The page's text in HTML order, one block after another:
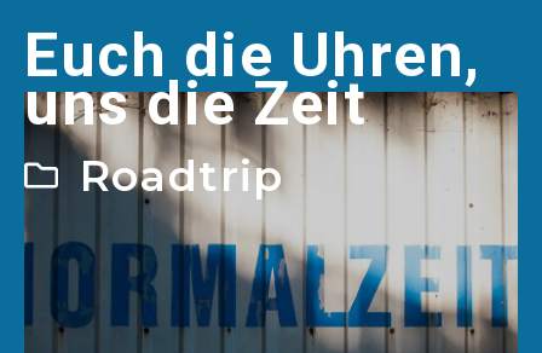
Euch die Uhren,
uns die Zeit
Roadtrip